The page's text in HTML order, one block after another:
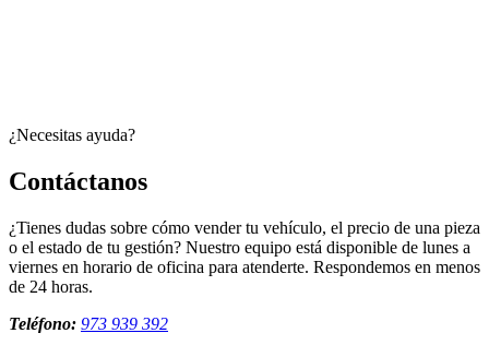
¿Necesitas ayuda?
Contáctanos
¿Tienes dudas sobre cómo vender tu vehículo, el precio de una pieza
o el estado de tu gestión? Nuestro equipo está disponible de lunes a
viernes en horario de oficina para atenderte. Respondemos en menos
de 24 horas.
Teléfono: 973 939 392